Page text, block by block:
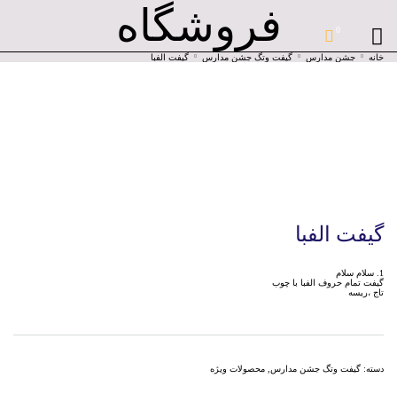
فروشگاه
خانه جشن مدارس گیفت وتگ جشن مدارس گیفت الفبا
گیفت الفبا
سلام سلام
گیفت تمام حروف الفبا با چوب
تاج ،ریسه
دسته: گیفت وتگ جشن مدارس محصولات ویژه